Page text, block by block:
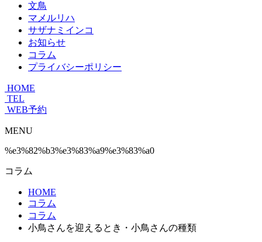
文鳥
マメルリハ
サザナミインコ
お知らせ
コラム
プライバシーポリシー
HOME
TEL
WEB予約
MENU
%e3%82%b3%e3%83%a9%e3%83%a0
コラム
HOME
コラム
コラム
小鳥さんを迎えるとき・小鳥さんの種類